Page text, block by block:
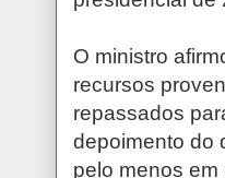
O ministro
recursos
repassados
depoimento do
pelo menos